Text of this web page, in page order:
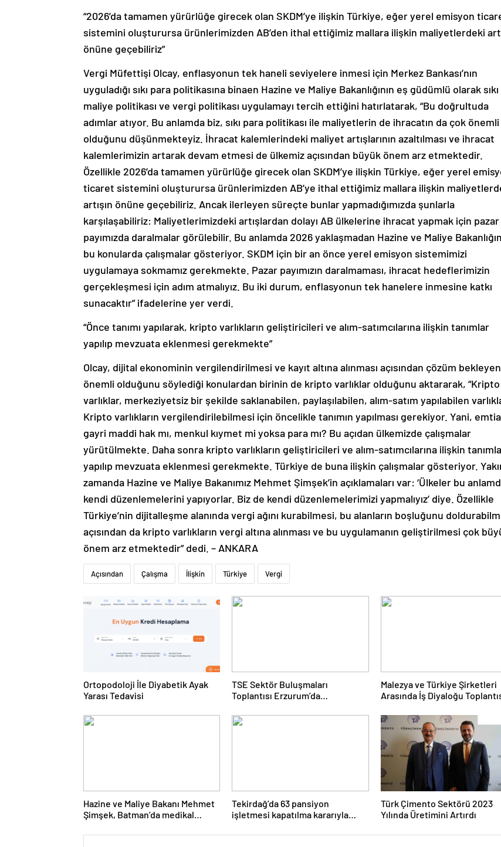
“2026’da tamamen yürürlüğe girecek olan SKDM’ye ilişkin Türkiye, eğer yerel emisyon
sistemini oluşturursa ürünlerimizden AB’den ithal ettiğimiz mallara ilişkin maliyetlerdeki
önüne geçebiliriz”
Vergi Müfettişi Olcay, enflasyonun tek haneli seviyelere inmesi için Merkez Bankası’nın
uyguladığı sıkı para politikasına binaen Hazine ve Maliye Bakanlığının eş güdümlü olarak sıkı
maliye politikası ve vergi politikası uygulamayı tercih ettiğini hatırlatarak, “Bu doğrultuda
adımlar atıyor. Bu anlamda biz, sıkı para politikası ile maliyetlerin de ihracatın da çok önemli
olduğunu düşünmekteyiz. İhracat kalemlerindeki maliyet artışlarının azaltılması ve ihracat
kalemlerimizin artarak devam etmesi de ülkemiz açısından büyük önem arz etmektedir.
Özellikle 2026’da tamamen yürürlüğe girecek olan SKDM’ye ilişkin Türkiye, eğer yerel
ticaret sistemini oluşturursa ürünlerimizden AB’ye ithal ettiğimiz mallara ilişkin
artışın önüne geçebiliriz. Ancak ilerleyen süreçte bunlar yapmadığımızda şunlarla
karşılaşabiliriz: Maliyetlerimizdeki artışlardan dolayı AB ülkelerine ihracat yapmak için pazar
payımızda daralmalar görülebilir. Bu anlamda 2026 yaklaşmadan Hazine ve Maliye
bu konularda çalışmalar gösteriyor. SKDM için bir an önce yerel emisyon sistemimizi
uygulamaya sokmamız gerekmekte. Pazar payımızın daralmaması, ihracat hedeflerimizin
gerçekleşmesi için adım atmalıyız. Bu iki durum, enflasyonun tek hanelere inmesine katkı
sunacaktır” ifadelerine yer verdi.
“Önce tanımı yapılarak, kripto varlıkların geliştiricileri ve alım-satımcılarına ilişkin tanımlar
yapılıp mevzuata eklenmesi gerekmekte”
Olcay, dijital ekonominin vergilendirilmesi ve kayıt altına alınması açısından çözüm
önemli olduğunu söylediği konulardan birinin de kripto varlıklar olduğunu aktararak, “Kripto
varlıklar, merkeziyetsiz bir şekilde saklanabilen, paylaşılabilen, alım-satım yapılabilen
Kripto varlıkların vergilendirilebilmesi için öncelikle tanımın yapılması gerekiyor. Yani, emtia
gayri maddi hak mı, menkul kıymet mi yoksa para mı? Bu açıdan ülkemizde çalışmalar
yürütülmekte. Daha sonra kripto varlıkların geliştiricileri ve alım-satımcılarına ilişkin
yapılıp mevzuata eklenmesi gerekmekte. Türkiye de buna ilişkin çalışmalar gösteriyor.
zamanda Hazine ve Maliye Bakanımız Mehmet Şimşek’in açıklamaları var: ‘Ülkeler bu
kendi düzenlemelerini yapıyorlar. Biz de kendi düzenlemelerimizi yapmalıyız’ diye. Özellikle
Türkiye’nin dijitalleşme alanında vergi ağını kurabilmesi, bu alanların boşluğunu
açısından da kripto varlıkların vergi altına alınması ve bu uygulamanın geliştirilmesi çok
önem arz etmektedir” dedi. – ANKARA
Açısından Çalışma İlişkin Türkiye Vergi
Ortopodoloji İle Diyabetik Ayak
Yarası Tedavisi
TSE Sektör Buluşmaları
Toplantısı Erzurum’da
Malezya ve Türkiye Şirketleri
Arasında İş Diyaloğu
Hazine ve Maliye Bakanı Mehmet
Şimşek, Batman’da medikal
fabrikanın açılışını gerçekleştirdi
Tekirdağ’da 63 pansiyon
işletmesi kapatılma kararıyla
Türk Çimento Sektörü 2023
Yılında Üretimini Artırdı